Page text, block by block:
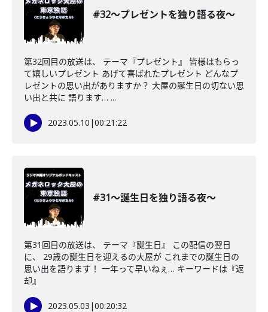
#32〜プレゼントを独り語る夜〜
第32回目の放送は、 テーマ『プレゼント』 皆様はもらっ
て嬉しいプレゼント あげて喜ばれたプレゼント どんなプ
レゼントの思い出がありますか？ 大屋の誕生日の切ない思
い出と共に 語ります… ...
2023.05.10 |00:21:22
#31〜誕生日を独り語る夜〜
第31回目の放送は、 テーマ『誕生日』 この配信の翌日
に、 29歳の誕生日を迎えるの大屋が これまでの誕生日の
思い出を語ります！ 一年って早いねぇ… キーワードは『返
却』
2023.05.03 |00:20:32